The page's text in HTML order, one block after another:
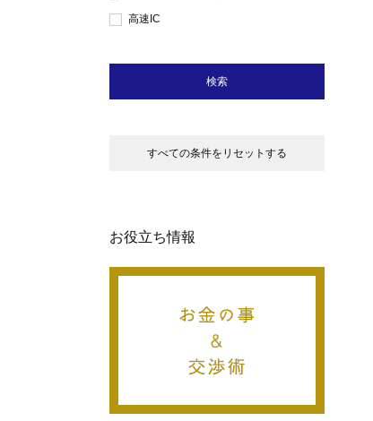
高速IC
検索
すべての条件をリセットする
お役立ち情報